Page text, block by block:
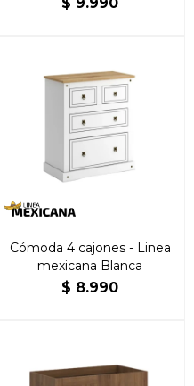
Cómoda 4 cajones - Linea
mexicana Blanca
$ 8.990